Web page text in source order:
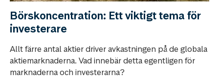
Börskoncentration: Ett viktigt tema för
investerare
Allt färre antal aktier driver avkastningen på de globala
aktiemarknaderna. Vad innebär detta egentligen för
marknaderna och investerarna?